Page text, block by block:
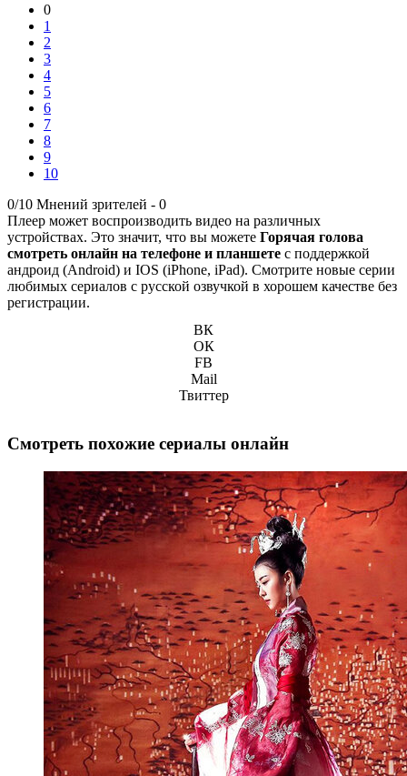
0
1
2
3
4
5
6
7
8
9
10
0/10 Мнений зрителей - 0
Плеер может воспроизводить видео на различных
устройствах. Это значит, что вы можете Горячая голова
смотреть онлайн на телефоне и планшете с поддержкой
андроид (Android) и IOS (iPhone, iPad). Смотрите новые серии
любимых сериалов с русской озвучкой в хорошем качестве без
регистрации.
ВК
ОК
FB
Mail
Твиттер
Смотреть похожие сериалы онлайн